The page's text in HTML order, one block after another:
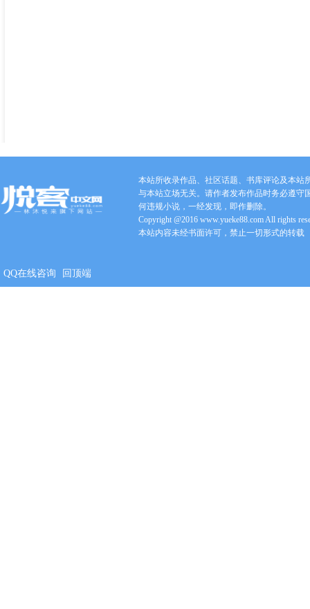
本站所收录作品、社区话题、书库评论及本站
与本站立场无关。请作者发布作品时务必遵守
何违规小说，一经发现，即作删除。
Copyright @2016 www.yueke88.com All rights
本站内容未经书面许可，禁止一切形式的转载
QQ在线咨询 回顶端